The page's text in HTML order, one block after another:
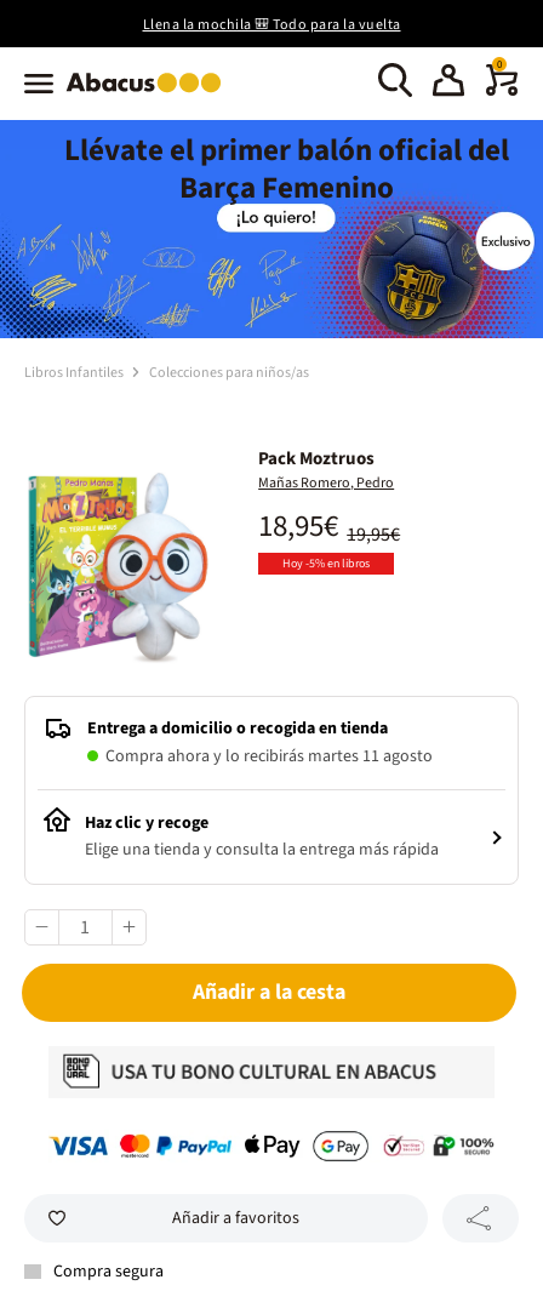
Llena la mochila 🎒 Todo para la vuelta
0
Llévate el primer balón oficial del
Barça Femenino
Libros Infantiles Colecciones para niños/as
Pack Moztruos
Mañas Romero, Pedro
19,95€
18,95€
Hoy -5% en libros
Entrega a domicilio o recogida en tienda
Compra ahora y lo recibirás martes 11 agosto
Haz clic y recoge
Elige una tienda y consulta la entrega más rápida
Añadir a la cesta
Añadir a favoritos
Compra segura